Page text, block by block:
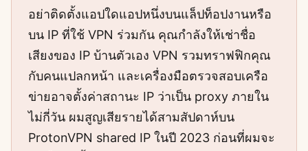
อย่าติดตั้งแอปใดแอปหนึ่งบนแล็ปท็อปงานหรือ
บน IP ที่ใช้ VPN ร่วมกัน คุณกำลังให้เช่าชื่อ
เสียงของ IP บ้านตัวเอง VPN รวมทราฟฟิกคุณ
กับคนแปลกหน้า และเครื่องมือตรวจสอบเครือ
ข่ายอาจตั้งค่าสถานะ IP ว่าเป็น proxy ภายใน
ไม่กี่วัน ผมสูญเสียรายได้สามสัปดาห์บน
ProtonVPN shared IP ในปี 2023 ก่อนที่ผมจะ